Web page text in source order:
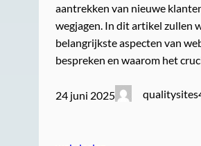
aantrekken van nieuwe
wegjagen. In dit artikel zullen
belangrijkste aspecten van
bespreken en waarom het
24 juni 2025